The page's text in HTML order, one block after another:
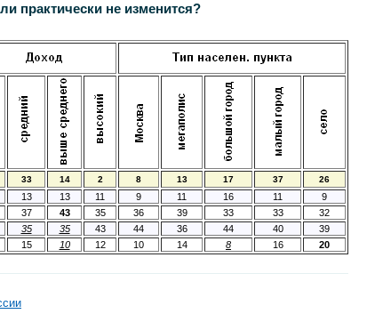
практически не изменится?
33 14 2 8 13 17 37 26
13 13 11 9 11 16 11
9
37 43 35 36 39 33 33
32
35 35 43 44 36 44 40
39
15 10 12 10 14 8 16 20